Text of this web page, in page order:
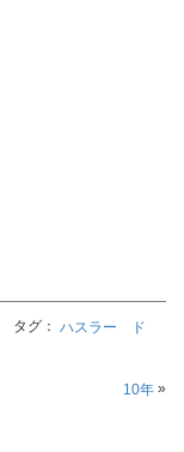
タグ： ハスラー ド
10年 »